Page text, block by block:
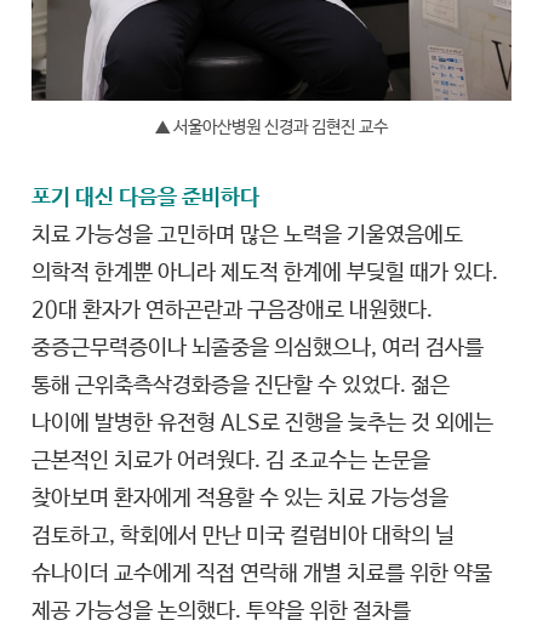
▲ 서울아산병원 신경과 김현진 교수
포기 대신 다음을 준비하다
치료 가능성을 고민하며 많은 노력을 기울였음에도
의학적 한계뿐 아니라 제도적 한계에 부딪힐 때가 있다.
20대 환자가 연하곤란과 구음장애로 내원했다.
중증근무력증이나 뇌졸중을 의심했으나, 여러 검사를
통해 근위축측삭경화증을 진단할 수 있었다. 젊은
나이에 발병한 유전형 ALS로 진행을 늦추는 것 외에는
근본적인 치료가 어려웠다. 김 조교수는 논문을
찾아보며 환자에게 적용할 수 있는 치료 가능성을
검토하고, 학회에서 만난 미국 컬럼비아 대학의 닐
슈나이더 교수에게 직접 연락해 개별 치료를 위한 약물
제공 가능성을 논의했다. 투약을 위한 절차를